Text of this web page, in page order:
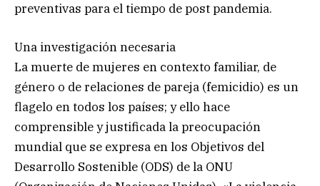
preventivas para el tiempo de post pandemia.
Una investigación necesaria
La muerte de mujeres en contexto familiar, de
género o de relaciones de pareja (femicidio) es un
flagelo en todos los países; y ello hace
comprensible y justificada la preocupación
mundial que se expresa en los Objetivos del
Desarrollo Sostenible (ODS) de la ONU